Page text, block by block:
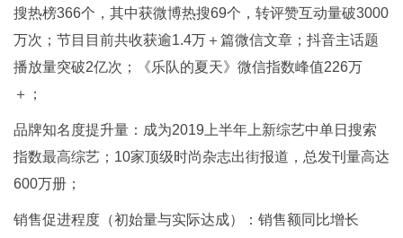
搜热榜366个，其中获微博热搜69个，转评赞互动量破3000
万次；节目目前共收获逾1.4万＋篇微信文章；抖音主话题
播放量突破2亿次；《乐队的夏天》微信指数峰值226万
＋；
品牌知名度提升量：成为2019上半年上新综艺中单日搜索
指数最高综艺；10家顶级时尚杂志出街报道，总发刊量高达
600万册；
销售促进程度（初始量与实际达成）：销售额同比增长